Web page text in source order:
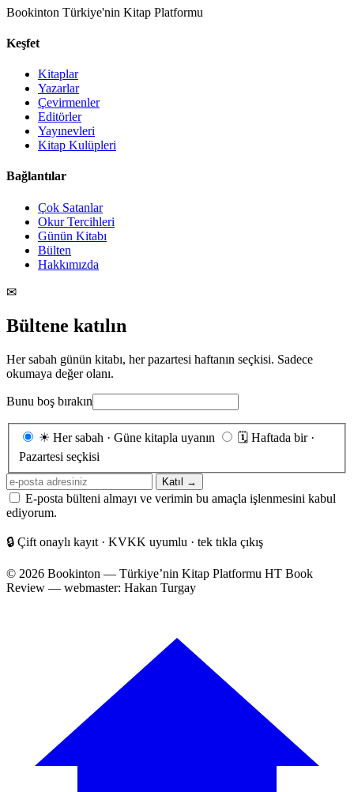
Bookinton Türkiye'nin Kitap Platformu
Keşfet
Kitaplar
Yazarlar
Çevirmenler
Editörler
Yayınevleri
Kitap Kulüpleri
Bağlantılar
Çok Satanlar
Okur Tercihleri
Günün Kitabı
Bülten
Hakkımızda
✉
Bültene katılın
Her sabah günün kitabı, her pazartesi haftanın seçkisi. Sadece
okumaya değer olanı.
Bunu boş bırakın
Gönderim
☀ Her sabah · Güne kitapla uyanın 🗓 Haftada bir ·
Pazartesi seçkisi
E-
posta
adresiniz
Katıl →
E-posta bülteni almayı ve verimin bu amaçla işlenmesini kabul
ediyorum.
🔒 Çift onaylı kayıt · KVKK uyumlu · tek tıkla çıkış
© 2026 Bookinton — Türkiye’nin Kitap Platformu HT Book
Review — webmaster: Hakan Turgay